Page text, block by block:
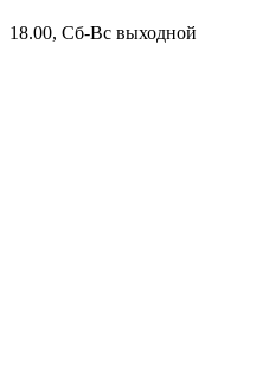
18.00, Сб-Вс выходной